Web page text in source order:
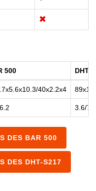
✖
500 DHT-
40x2.2x4
3.6/7.9
DES BAR 500
DES DHT-S217